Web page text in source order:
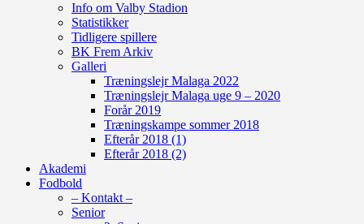
Info om Valby Stadion
Statistikker
Tidligere spillere
BK Frem Arkiv
Galleri
Træningslejr Malaga 2022
Træningslejr Malaga uge 9 – 2020
Forår 2019
Træningskampe sommer 2018
Efterår 2018 (1)
Efterår 2018 (2)
Akademi
Fodbold
– Kontakt –
Senior